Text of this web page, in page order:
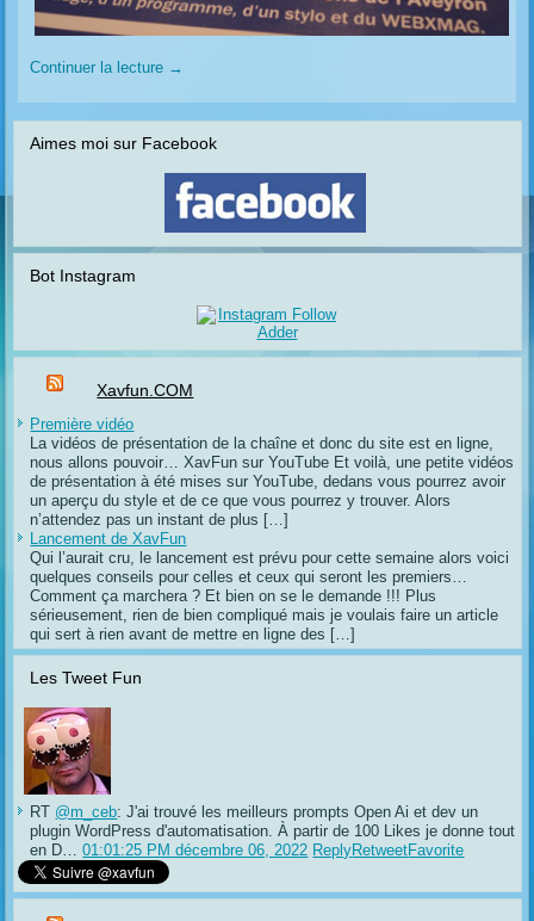
Continuer la lecture →
Aimes moi sur Facebook
Bot Instagram
Xavfun.COM
Première vidéo
La vidéos de présentation de la chaîne et donc du site est en ligne,
nous allons pouvoir… XavFun sur YouTube Et voilà, une petite vidéos
de présentation à été mises sur YouTube, dedans vous pourrez avoir
un aperçu du style et de ce que vous pourrez y trouver. Alors
n’attendez pas un instant de plus […]
Lancement de XavFun
Qui l’aurait cru, le lancement est prévu pour cette semaine alors voici
quelques conseils pour celles et ceux qui seront les premiers…
Comment ça marchera ? Et bien on se le demande !!! Plus
sérieusement, rien de bien compliqué mais je voulais faire un article
qui sert à rien avant de mettre en ligne des […]
Les Tweet Fun
RT @m_ceb: J'ai trouvé les meilleurs prompts Open Ai et dev un
plugin WordPress d'automatisation. À partir de 100 Likes je donne tout
en D… 01:01:25 PM décembre 06, 2022 ReplyRetweetFavorite